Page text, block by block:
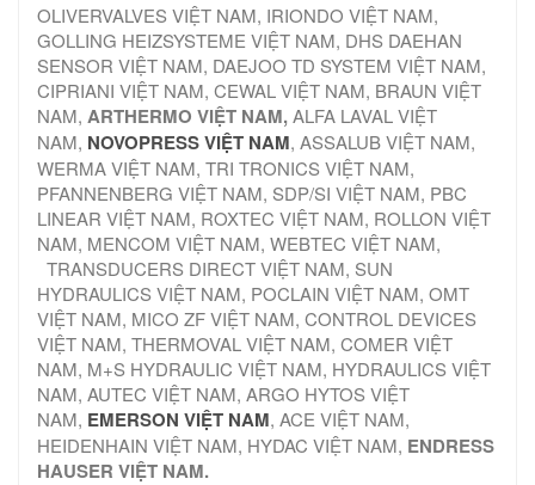
OLIVERVALVES VIỆT NAM, IRIONDO VIỆT NAM,
GOLLING HEIZSYSTEME VIỆT NAM, DHS DAEHAN
SENSOR VIỆT NAM, DAEJOO TD SYSTEM VIỆT NAM,
CIPRIANI VIỆT NAM, CEWAL VIỆT NAM, BRAUN VIỆT
NAM, ARTHERMO VIỆT NAM,ALFA LAVAL VIỆT
NAM, NOVOPRESS VIỆT NAM, ASSALUB VIỆT NAM,
WERMA VIỆT NAM, TRI TRONICS VIỆT NAM,
PFANNENBERG VIỆT NAM, SDP/SI VIỆT NAM, PBC
LINEAR VIỆT NAM, ROXTEC VIỆT NAM, ROLLON VIỆT
NAM, MENCOM VIỆT NAM, WEBTEC VIỆT NAM,
TRANSDUCERS DIRECT VIỆT NAM, SUN
HYDRAULICS VIỆT NAM, POCLAIN VIỆT NAM, OMT
VIỆT NAM, MICO ZF VIỆT NAM, CONTROL DEVICES
VIỆT NAM, THERMOVAL VIỆT NAM, COMER VIỆT
NAM, M+S HYDRAULIC VIỆT NAM, HYDRAULICS VIỆT
NAM, AUTEC VIỆT NAM, ARGO HYTOS VIỆT
NAM, EMERSON VIỆT NAM, ACE VIỆT NAM,
HEIDENHAIN VIỆT NAM, HYDAC VIỆT NAM, ENDRESS
HAUSER VIỆT NAM.